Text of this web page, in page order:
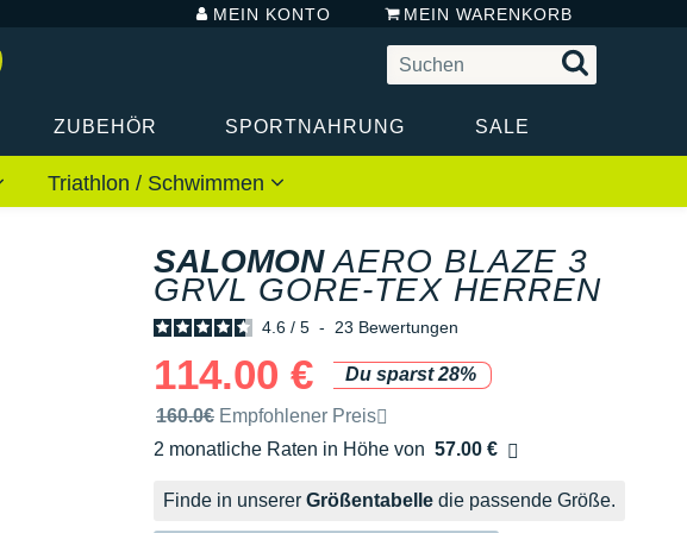
MEIN KONTO MEIN WARENKORB
ZUBEHÖR SPORTNAHRUNG SALE
Triathlon / Schwimmen
SALOMON AERO BLAZE 3
GRVL GORE-TEX HERREN
4.6 / 5 - 23 Bewertungen
114.00 €
Du sparst 28%
Unverbindliche Preisempfehlung der Marke
160.0€ Empfohlener Preis
2 monatliche Raten in Höhe von 57.00 €
Ohne Zusatzkosten
Finde in unserer Größentabelle die passende Größe.